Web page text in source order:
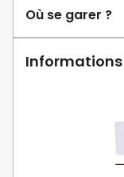
Où se garer ?
Informations